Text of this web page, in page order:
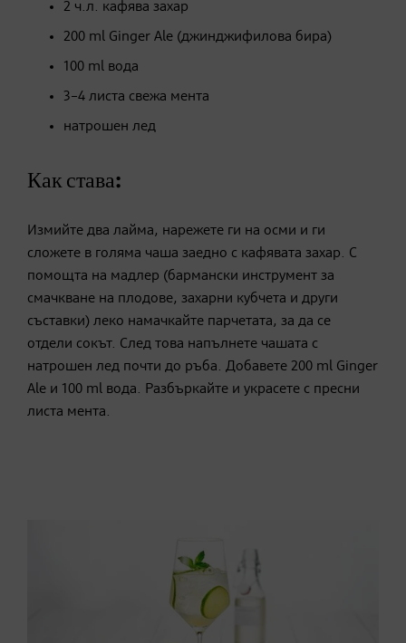
2 ч.л. кафява захар
200 ml Ginger Ale (джинджифилова бира)
100 ml вода
3–4 листа свежа мента
натрошен лед
Как става:
Измийте два лайма, нарежете ги на осми и ги
сложете в голяма чаша заедно с кафявата захар. С
помощта на мадлер (бармански инструмент за
смачкване на плодове, захарни кубчета и други
съставки) леко намачкайте парчетата, за да се
отдели сокът. След това напълнете чашата с
натрошен лед почти до ръба. Добавете 200 ml Ginger
Ale и 100 ml вода. Разбъркайте и украсете с пресни
листа мента.